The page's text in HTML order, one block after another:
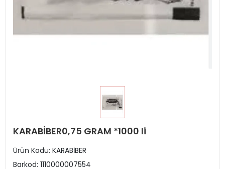
KARABİBER0,75 GRAM *1000 li
Ürün Kodu: KARABİBER
Barkod: 1110000007554